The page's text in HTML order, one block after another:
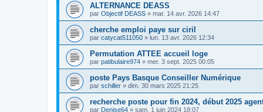
ALTERNANCE DEASS
par Objectif DEASS » mar. 14 avr. 2026 14:47
cherche emploi paye sur ciril
par catycat511050 » lun. 13 avr. 2026 12:34
Permutation ATTEE accueil loge
par patibulaire974 » mer. 3 sept. 2025 00:05
poste Pays Basque Conseiller Numérique
par schiller » dim. 30 mars 2025 21:25
recherche poste pour fin 2024, début 2025
par Denise64 » sam. 1 juin 2024 18:07